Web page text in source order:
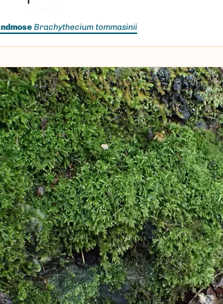
Brachythecium tommasinii